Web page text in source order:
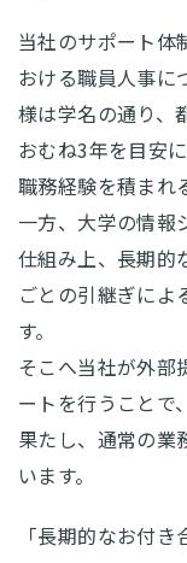
当社のサポート体
おける職員人事に
様は学名の通り、
おむね3年を目安
職務経験を積まれ
一方、大学の情報
仕組み上、長期的
ごとの引継ぎによ
す。
そこへ当社が外部
ートを行うことで
果たし、通常の業
います。
「長期的なお付